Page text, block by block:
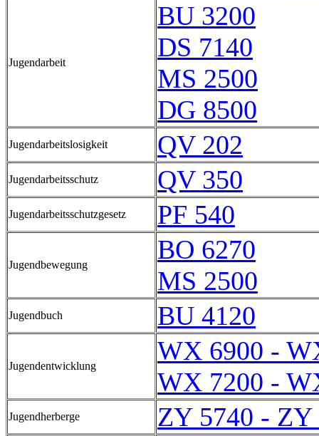
Jugendarbeit
BU 3200
DS 7140
MS 2500
DG 8500
Jugendarbeitslosigkeit QV 202
Jugendarbeitsschutz QV 350
Jugendarbeitsschutzgesetz PF 540
Jugendbewegung
BO 6270
MS 2500
Jugendbuch BU 4120
Jugendentwicklung
WX 6900 -
WX 7200 -
Jugendherberge ZY 5740 - ZY